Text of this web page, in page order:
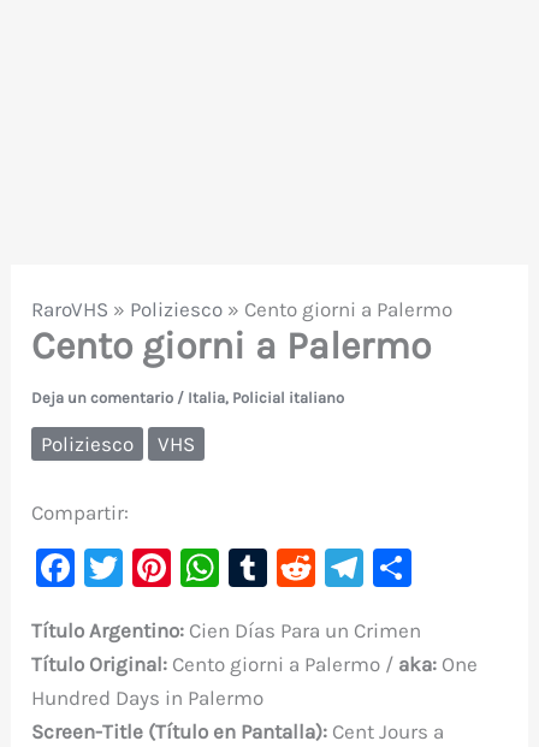
RaroVHS » Poliziesco » Cento giorni a Palermo
Cento giorni a Palermo
Deja un comentario / Italia, Policial italiano
Poliziesco VHS
Compartir:
F
c
e
b
T
it
te
r
Pi
er
e
st
W
at
s
A
T
m
bl
r
R
d
di
t
Te
gr
a
m
m
p
ar
Título Argentino: Cien Días Para un Crimen
Título Original: Cento giorni a Palermo / aka: One
Hundred Days in Palermo
Screen-Title (Título en Pantalla): Cent Jours a